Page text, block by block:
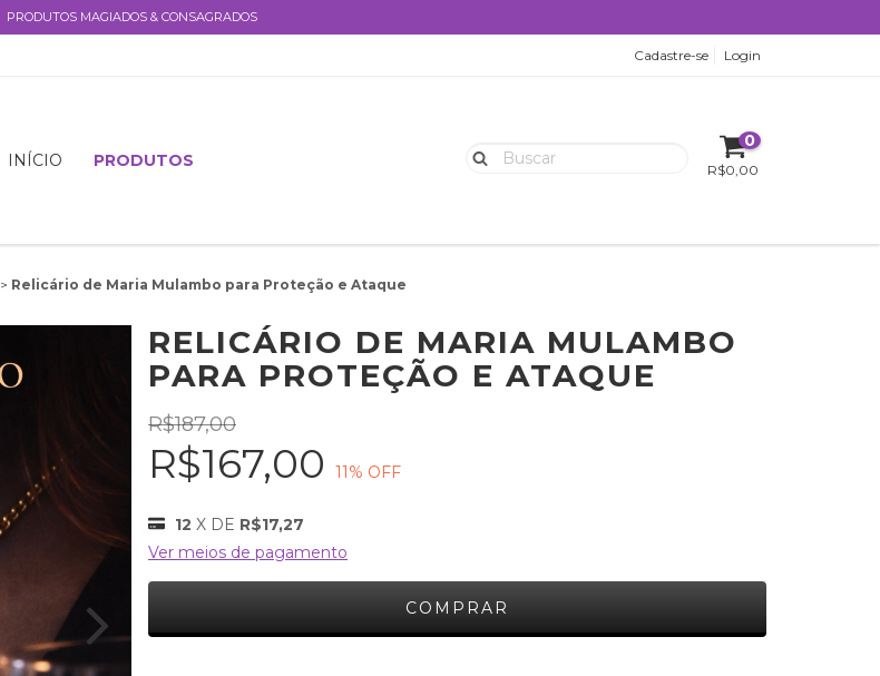
PRODUTOS MAGIADOS & CONSAGRADOS
Cadastre-se Login
INÍCIO PRODUTOS
0
R$0,00
> Relicário de Maria Mulambo para Proteção e Ataque
RELICÁRIO DE MARIA MULAMBO
PARA PROTEÇÃO E ATAQUE
R$187,00
R$167,00 11% OFF
12 X DE R$17,27
Ver meios de pagamento